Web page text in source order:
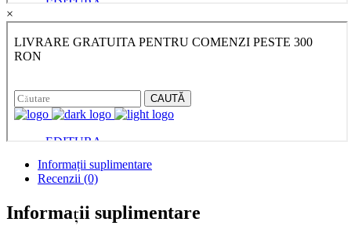
×
Informații suplimentare
Recenzii (0)
Informații suplimentare